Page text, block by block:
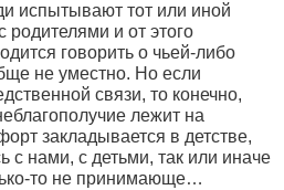
испытывают тот или иной
и от этого
говорить о чьей-либо
не уместно. Но если
связи, то конечно,
лежит на
закладывается в детстве,
с нами, с детьми, так или иначе
то не принимающе…